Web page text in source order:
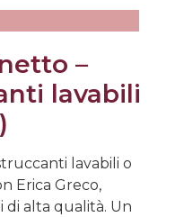
–
lavabili
lavabili o
Erica Greco,
di alta qualità. Un